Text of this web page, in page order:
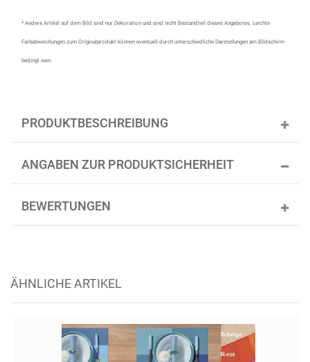
* Andere Artikel auf dem Bild sind nur Dekoration und sind nicht Bestandteil dieses Angebotes. Leichte
Farbabweichungen zum Originalprodukt können eventuell durch unterschiedliche Darstellungen am Bildschirm
bedingt sein.
PRODUKTBESCHREIBUNG
ANGABEN ZUR PRODUKTSICHERHEIT
BEWERTUNGEN
ÄHNLICHE ARTIKEL